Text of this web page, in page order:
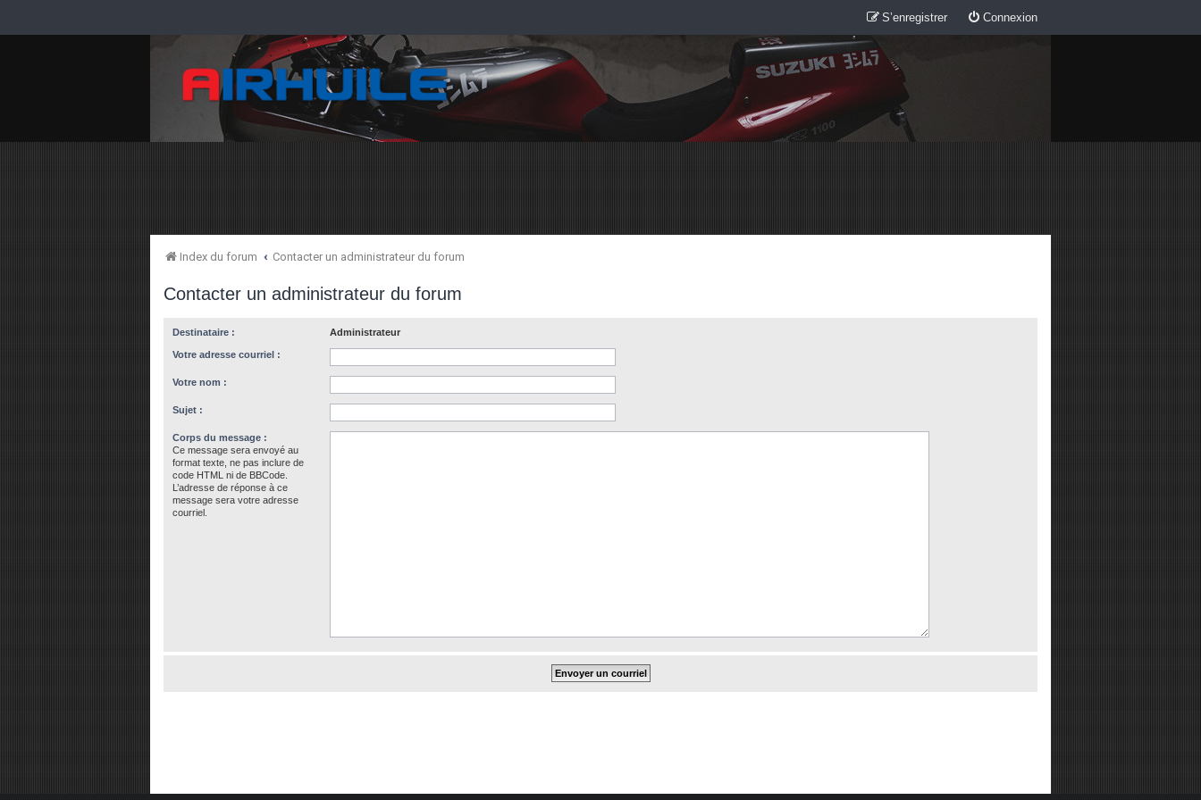
Connexion
S’enregistrer
Index du forum Contacter un administrateur du forum
Contacter un administrateur du forum
Destinataire : Administrateur
Votre adresse courriel :
Votre nom :
Sujet :
Corps du message :
Ce message sera envoyé au
format texte, ne pas inclure de
code HTML ni de BBCode.
L’adresse de réponse à ce
message sera votre adresse
courriel.